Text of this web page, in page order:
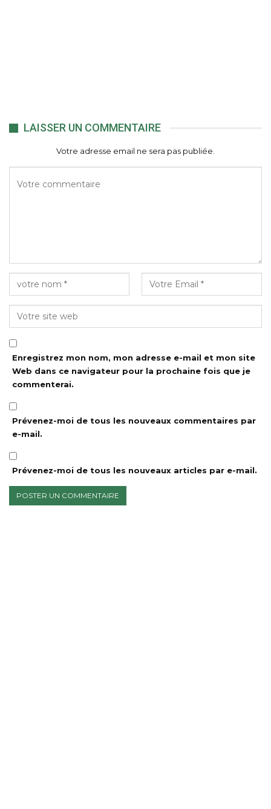
LAISSER UN COMMENTAIRE
Votre adresse email ne sera pas publiée.
Enregistrez mon nom, mon adresse e-mail et mon site
Web dans ce navigateur pour la prochaine fois que je
commenterai.
Prévenez-moi de tous les nouveaux commentaires par
e-mail.
Prévenez-moi de tous les nouveaux articles par e-mail.